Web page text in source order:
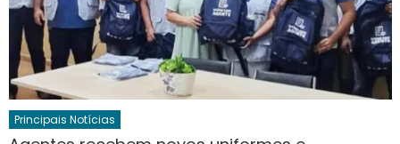
Principais Notícias